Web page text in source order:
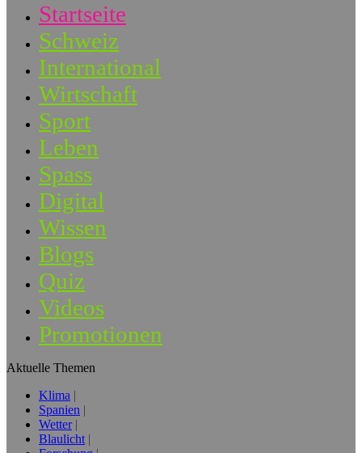
Startseite
Schweiz
International
Wirtschaft
Sport
Leben
Spass
Digital
Wissen
Blogs
Quiz
Videos
Promotionen
Aktuelle Themen
Klima
Spanien
Wetter
Blaulicht